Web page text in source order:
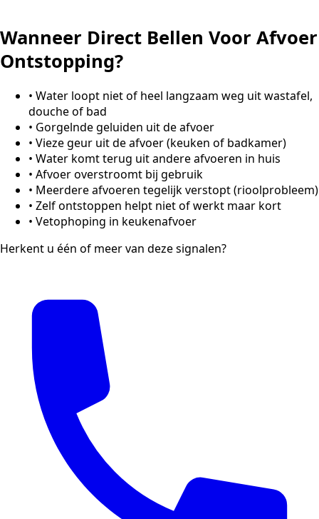
Wanneer Direct Bellen Voor Afvoer
Ontstopping?
• Water loopt niet of heel langzaam weg uit wastafel,
douche of bad
• Gorgelnde geluiden uit de afvoer
• Vieze geur uit de afvoer (keuken of badkamer)
• Water komt terug uit andere afvoeren in huis
• Afvoer overstroomt bij gebruik
• Meerdere afvoeren tegelijk verstopt (rioolprobleem)
• Zelf ontstoppen helpt niet of werkt maar kort
• Vetophoping in keukenafvoer
Herkent u één of meer van deze signalen?